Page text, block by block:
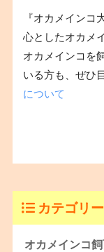
『オカメインコ
心としたオカメ
オカメインコを
いる方も、ぜひ
について
カテゴリー
オカメインコ